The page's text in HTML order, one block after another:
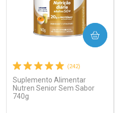
Ativar Desconto
Comprar sem Desconto
(242)
Suplemento Alimentar
Nutren Senior Sem Sabor
740g
COMPRAR